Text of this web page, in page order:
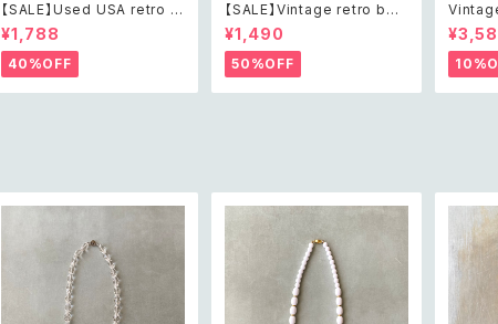
【SALE】Used USA retro b
otanical flower salopett
e short pants レトロ アメリ
カ ユーズド 古着 ライトグリー
ン ボタニカル フラワー サロペ
ット ショートパンツ
¥1,788
40%OFF
【SALE】Vintage retro bea
ds embroidery navy blue
pouch レトロ ヴィンテージ
ホワイト ビーズ刺繍 ネイビー
紺色 ポーチ
¥1,490
50%OFF
ugh
klace
クセサ
ット シ